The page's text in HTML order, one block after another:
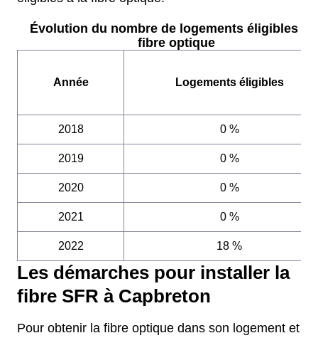
Évolution du nombre de logements éligibles à
fibre optique
Année Logements éligibles
2018 0 %
2019 0 %
2020 0 %
2021 0 %
2022 18 %
Les démarches pour installer la
fibre SFR à Capbreton
Pour obtenir la fibre optique dans son logement et